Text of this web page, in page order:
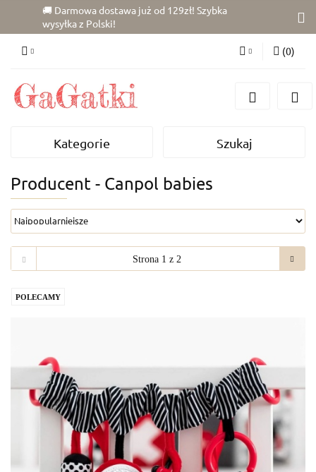
🚚 Darmowa dostawa już od 129zł! Szybka
wysyłka z Polski!
Zgody cookies
(0)
Kategorie Szukaj
Producent - Canpol babies
POLECAMY